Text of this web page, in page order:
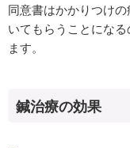
同意書はかかりつけ
いてもらうことにな
ます。
鍼治療の効果